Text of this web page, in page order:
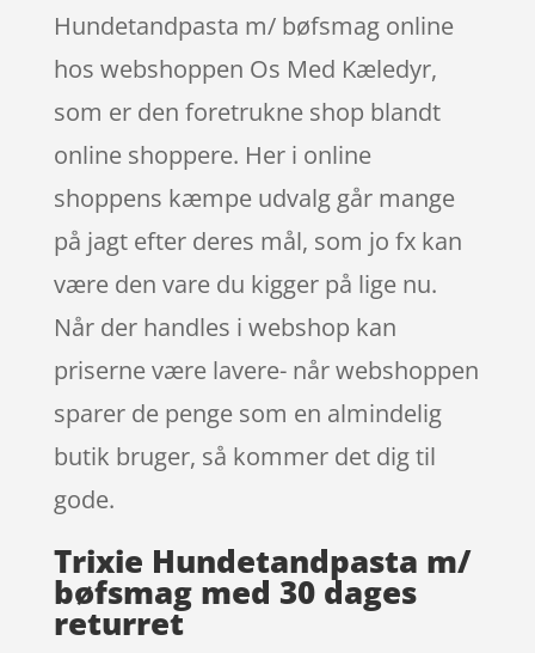
Hundetandpasta m/ bøfsmag online
hos webshoppen Os Med Kæledyr,
som er den foretrukne shop blandt
online shoppere. Her i online
shoppens kæmpe udvalg går mange
på jagt efter deres mål, som jo fx kan
være den vare du kigger på lige nu.
Når der handles i webshop kan
priserne være lavere- når webshoppen
sparer de penge som en almindelig
butik bruger, så kommer det dig til
gode.
Trixie Hundetandpasta m/
bøfsmag med 30 dages
returret